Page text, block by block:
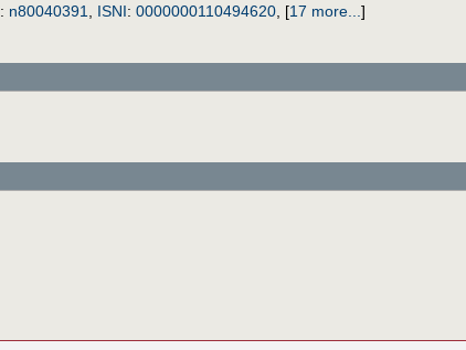
: n80040391 ISNI: 0000000110494620, [17 more... ]